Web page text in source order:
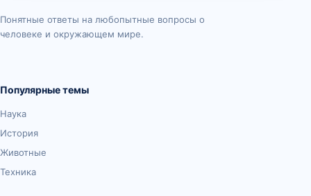
Понятные ответы на любопытные вопросы о
человеке и окружающем мире.
Популярные темы
Наука
История
Животные
Техника